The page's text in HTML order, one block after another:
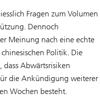
Fragen zum Volumen
Dennoch
Meinung nach eine echte
Politik. Die
dass Abwärtsrisiken
die Ankündigung weiterer
Wochen besteht.